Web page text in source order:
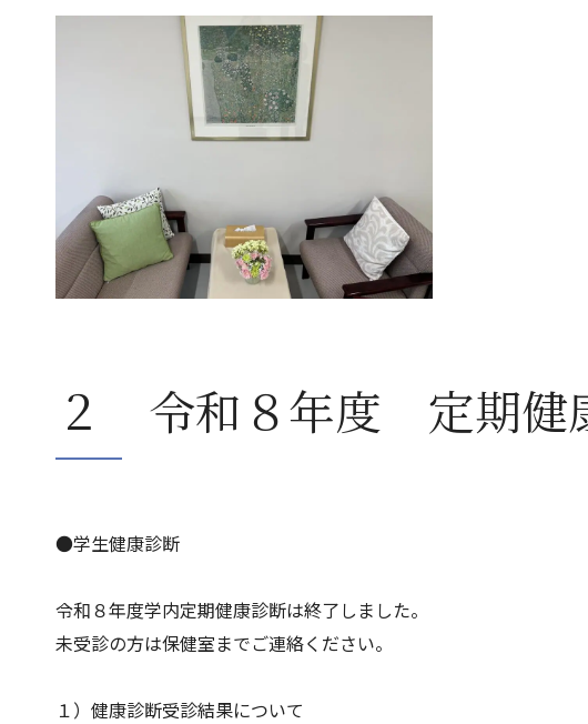
２ 令和８年度 定期健
●学生健康診断
令和８年度学内定期健康診断は終了しました。
未受診の方は保健室までご連絡ください。
１）健康診断受診結果について